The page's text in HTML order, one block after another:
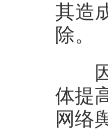
其造
除。
因
体提
网络